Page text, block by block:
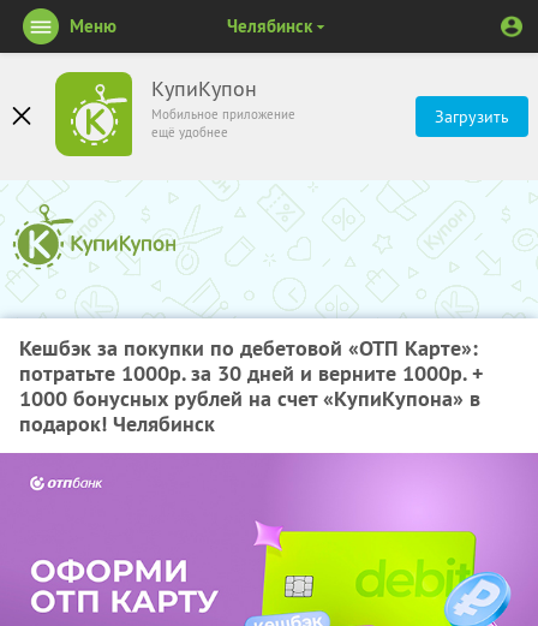
КупиКупон
Мобильное приложение
ещё удобнее
Загрузить
Меню Челябинск
Кешбэк за покупки по дебетовой «ОТП Карте»:
потратьте 1000р. за 30 дней и верните 1000р. +
1000 бонусных рублей на счет «КупиКупона» в
подарок! Челябинск